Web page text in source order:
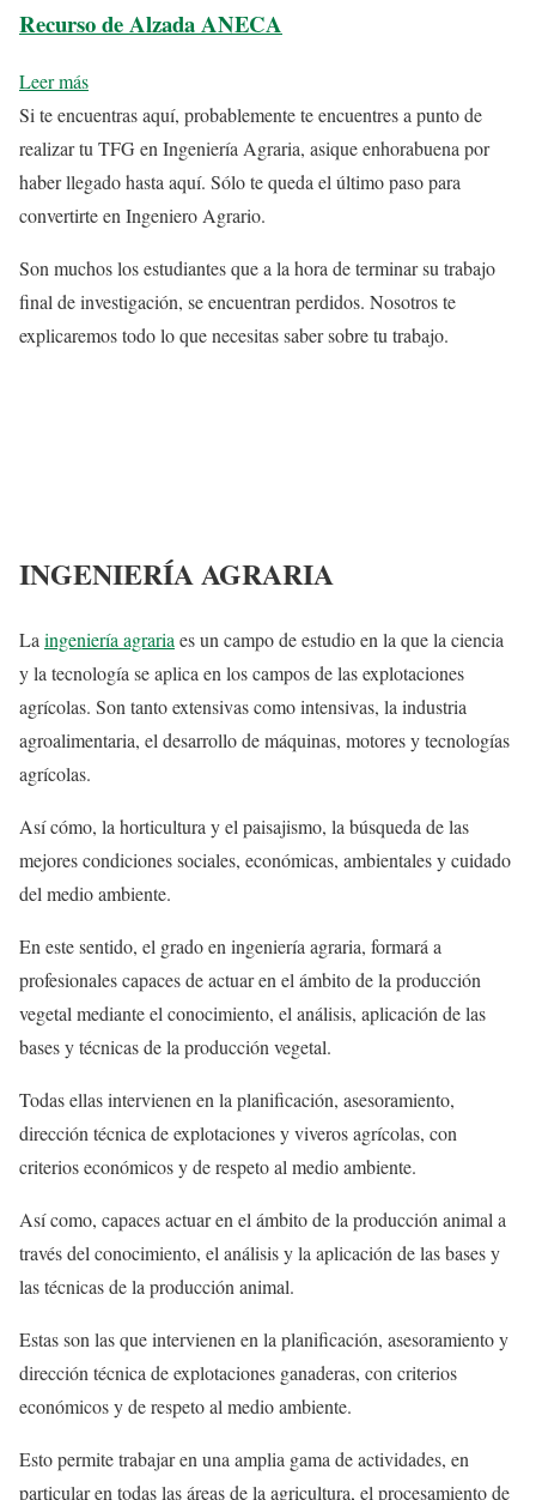
Recurso de Alzada ANECA
Leer más
Si te encuentras aquí, probablemente te encuentres a punto de
realizar tu TFG en Ingeniería Agraria, asique enhorabuena por
haber llegado hasta aquí. Sólo te queda el último paso para
convertirte en Ingeniero Agrario.
Son muchos los estudiantes que a la hora de terminar su trabajo
final de investigación, se encuentran perdidos. Nosotros te
explicaremos todo lo que necesitas saber sobre tu trabajo.
INGENIERÍA AGRARIA
Laingeniería agrariaes un campo de estudio en la que la ciencia
y la tecnología se aplica en los campos de las explotaciones
agrícolas. Son tanto extensivas como intensivas, la industria
agroalimentaria, el desarrollo de máquinas, motores y tecnologías
agrícolas.
Así cómo, la horticultura y el paisajismo, la búsqueda de las
mejores condiciones sociales, económicas, ambientales y cuidado
del medio ambiente.
En este sentido, el grado en ingeniería agraria, formará a
profesionales capaces de actuar en el ámbito de la producción
vegetal mediante el conocimiento, el análisis, aplicación de las
bases y técnicas de la producción vegetal.
Todas ellas intervienen en la planificación, asesoramiento,
dirección técnica de explotaciones y viveros agrícolas, con
criterios económicos y de respeto al medio ambiente.
Así como, capaces actuar en el ámbito de la producción animal a
través del conocimiento, el análisis y la aplicación de las bases y
las técnicas de la producción animal.
Estas son las que intervienen en la planificación, asesoramiento y
dirección técnica de explotaciones ganaderas, con criterios
económicos y de respeto al medio ambiente.
Esto permite trabajar en una amplia gama de actividades, en
particular en todas las áreas de la agricultura, el procesamiento de